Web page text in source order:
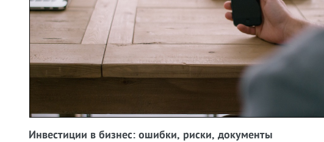
Инвестиции в бизнес: ошибки, риски, документы